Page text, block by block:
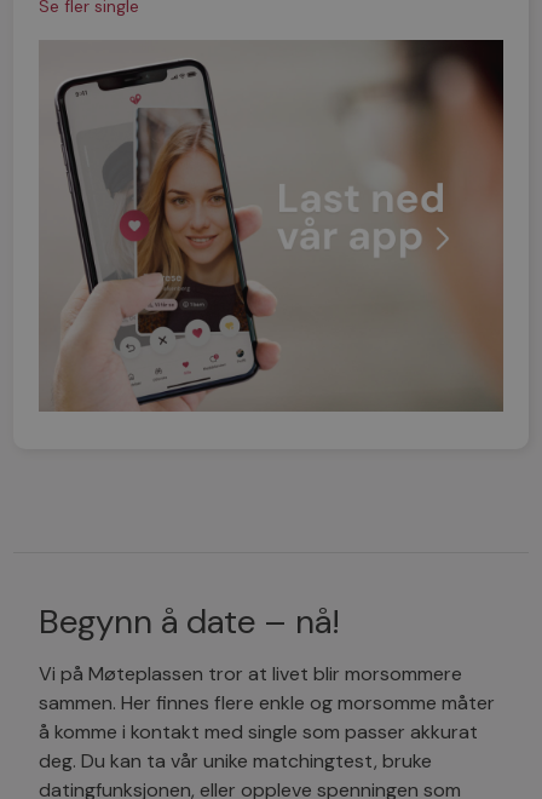
Se fler single
Begynn å date – nå!
Vi på Møteplassen tror at livet blir morsommere
sammen. Her finnes flere enkle og morsomme måter
å komme i kontakt med single som passer akkurat
deg. Du kan ta vår unike matchingtest, bruke
datingfunksjonen, eller oppleve spenningen som